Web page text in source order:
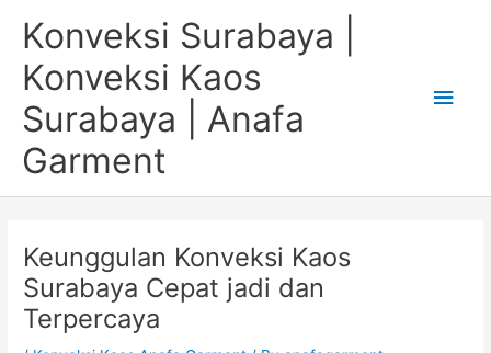
Konveksi Surabaya |
Konveksi Kaos
Surabaya | Anafa
Garment
Keunggulan Konveksi Kaos
Surabaya Cepat jadi dan
Terpercaya